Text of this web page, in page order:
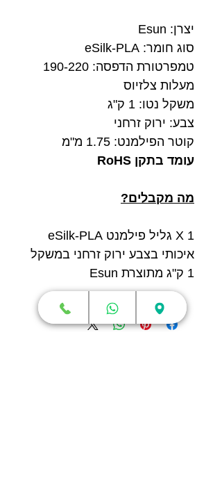
יצרן: Esun
סוג חומר: eSilk-PLA
טמפרטורת הדפסה: 190-220
מעלות צלזיוס
משקל נטו: 1 ק"ג
צבע: ירוק זרחני
קוטר הפילמנט: 1.75 מ"מ
עומד בתקן RoHS
מה מקבלים?
1 X גליל פילמנט eSilk-PLA
איכותי בצבע ירוק זרחני במשקל
1 ק"ג מתוצרת Esun